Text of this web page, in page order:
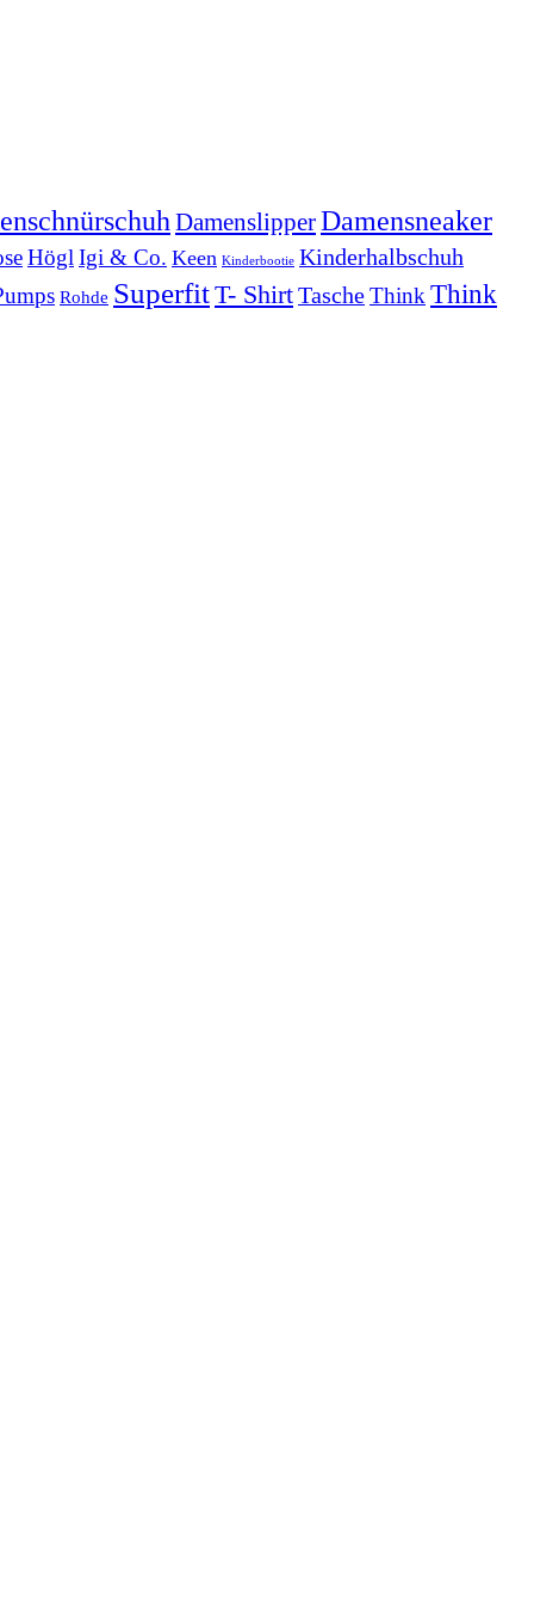
DamenslipperDamensneaker
Högl Igi & Co. Keen Kinderbootie Kinderhalbschuh
Rohde SuperfitT- ShirtTascheThink Think